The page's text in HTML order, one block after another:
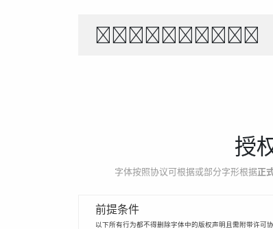
1234567890
授
字体按照协议可根据或部分字形根据正
前提条件
以下所有行为都不得删除字体中的版权声明且需附带许可